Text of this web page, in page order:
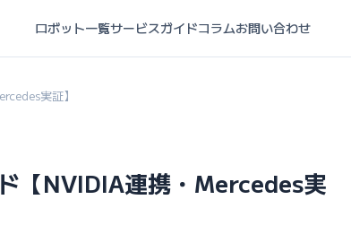
ロボット一覧サービスガイドコラムお問い合わせ
実証】
NVIDIA連携・Mercedes実